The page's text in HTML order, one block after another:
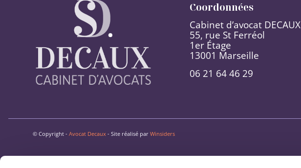
Coordonnées
Cabinet d’avocat DECAUX
55, rue St Ferréol
1er Étage
13001 Marseille
06 21 64 46 29
© Copyright - Avocat Decaux - Site réalisé par Winsiders